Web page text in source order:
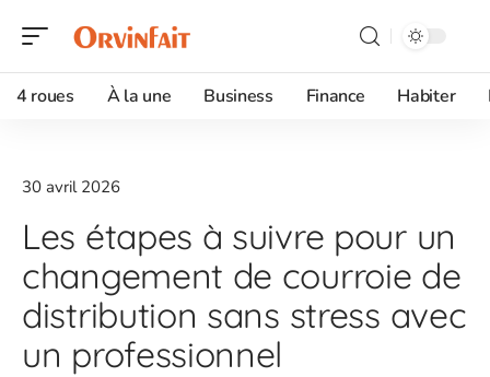
4 roues À la une Business Finance Habiter
30 avril 2026
Les étapes à suivre pour un
changement de courroie de
distribution sans stress avec
un professionnel